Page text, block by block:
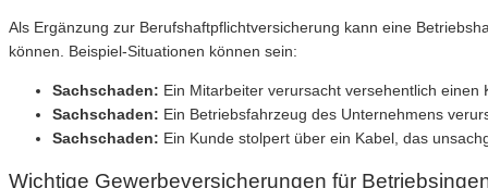
Als Ergänzung zur Berufshaftpflichtversicherung kann eine
können. Beispiel-Situationen können sein:
Sachschaden: Ein Mitarbeiter verursacht versehentlich
Sachschaden: Ein Betriebsfahrzeug des Unternehmens
Sachschaden: Ein Kunde stolpert über ein Kabel, das
Wichtige Gewerbeversicherungen für